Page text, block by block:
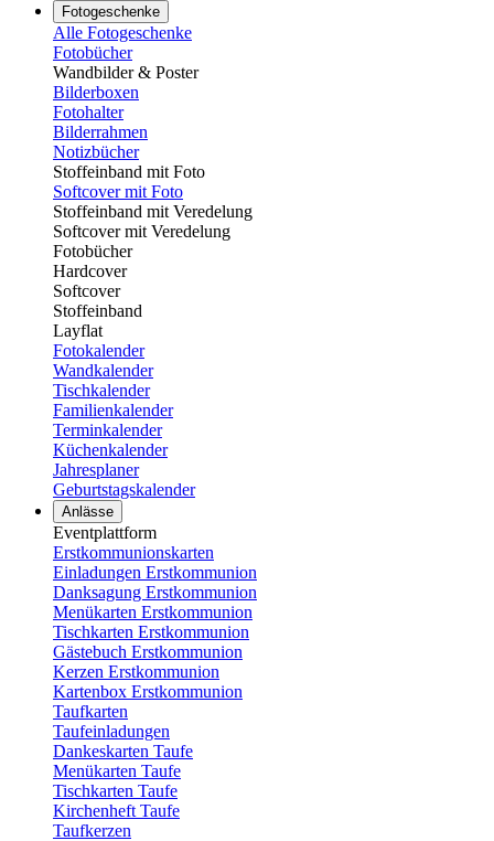
Fotogeschenke
Alle Fotogeschenke
Fotobücher
Wandbilder & Poster
Bilderboxen
Fotohalter
Bilderrahmen
Notizbücher
Stoffeinband mit Foto
Softcover mit Foto
Stoffeinband mit Veredelung
Softcover mit Veredelung
Fotobücher
Hardcover
Softcover
Stoffeinband
Layflat
Fotokalender
Wandkalender
Tischkalender
Familienkalender
Terminkalender
Küchenkalender
Jahresplaner
Geburtstagskalender
Anlässe
Eventplattform
Erstkommunionskarten
Einladungen Erstkommunion
Danksagung Erstkommunion
Menükarten Erstkommunion
Tischkarten Erstkommunion
Gästebuch Erstkommunion
Kerzen Erstkommunion
Kartenbox Erstkommunion
Taufkarten
Taufeinladungen
Dankeskarten Taufe
Menükarten Taufe
Tischkarten Taufe
Kirchenheft Taufe
Taufkerzen